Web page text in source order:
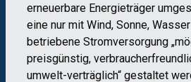
erneuerbare Energieträger
eine nur mit Wind, Sonne,
betriebene Stromversorgung
preisgünstig,
umwelt-verträglich“ gestaltet